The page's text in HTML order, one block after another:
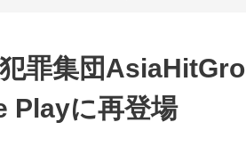
罪集団
Playに再登場